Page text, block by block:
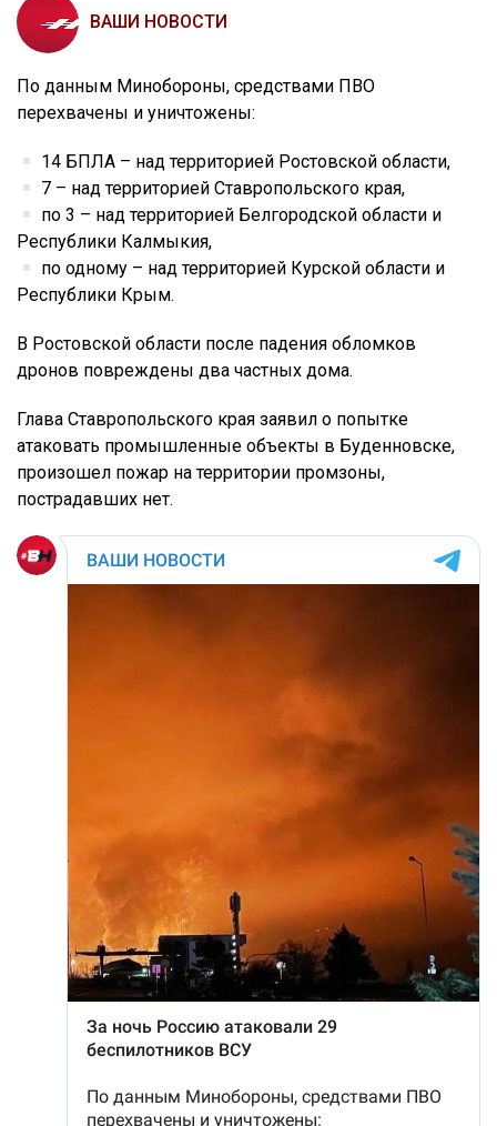
ВАШИ НОВОСТИ
По данным Минобороны, средствами ПВО
перехвачены и уничтожены:
14 БПЛА – над территорией Ростовской области,
7 – над территорией Ставропольского края,
по 3 – над территорией Белгородской области и
Республики Калмыкия,
по одному – над территорией Курской области и
Республики Крым.
В Ростовской области после падения обломков
дронов повреждены два частных дома.
Глава Ставропольского края заявил о попытке
атаковать промышленные объекты в Буденновске,
произошел пожар на территории промзоны,
пострадавших нет.